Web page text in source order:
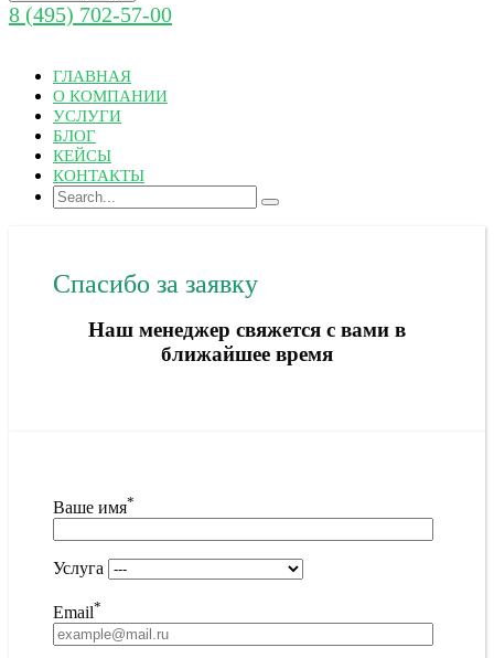
8 (495) 702-57-00
ГЛАВНАЯ
О КОМПАНИИ
УСЛУГИ
БЛОГ
КЕЙСЫ
КОНТАКТЫ
Спасибо за заявку
Наш менеджер свяжется с вами в
ближайшее время
Ваше имя*
Услуга
Email*